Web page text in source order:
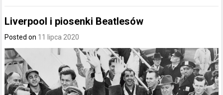
Liverpool i piosenki Beatlesów
Posted on 11 lipca 2020